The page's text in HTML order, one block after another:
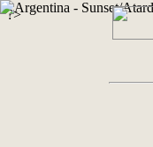
?>